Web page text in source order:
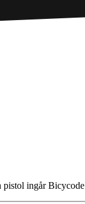
pistol ingår Bicycode